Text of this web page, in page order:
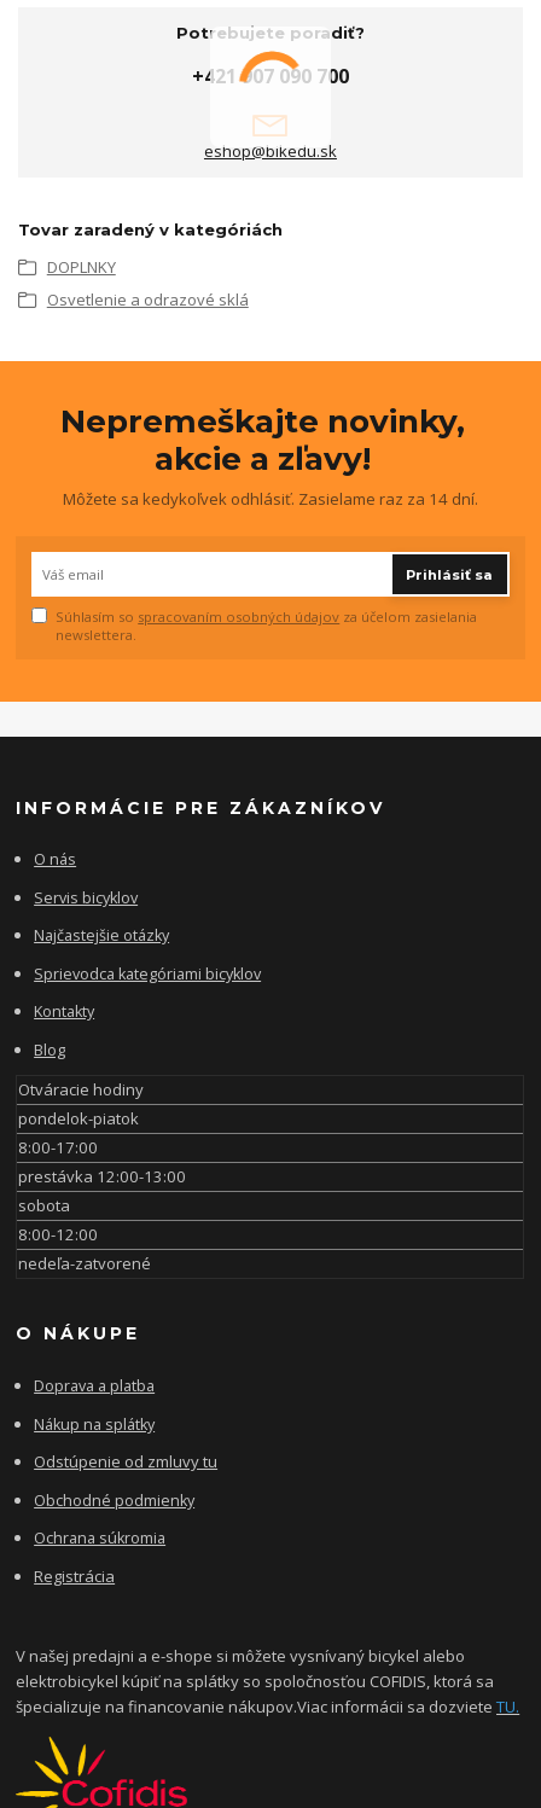
Potrebujete poradiť?
+421 907 090 700
eshop@bikedu.sk
Tovar zaradený v kategóriách
DOPLNKY
Osvetlenie a odrazové sklá
Nepremeškajte novinky,
akcie a zľavy!
Môžete sa kedykoľvek odhlásiť. Zasielame raz za 14 dní.
Prihlásiť sa
Súhlasím so spracovaním osobných údajov za účelom zasielania
newslettera.
INFORMÁCIE PRE ZÁKAZNÍKOV
O nás
Servis bicyklov
Najčastejšie otázky
Sprievodca kategóriami bicyklov
Kontakty
Blog
Otváracie hodiny
pondelok-piatok
8:00-17:00
prestávka 12:00-13:00
sobota
8:00-12:00
nedeľa-zatvorené
O NÁKUPE
Doprava a platba
Nákup na splátky
Odstúpenie od zmluvy tu
Obchodné podmienky
Ochrana súkromia
Registrácia
V našej predajni a e-shope si môžete vysnívaný bicykel alebo
elektrobicykel kúpiť na splátky so spoločnosťou COFIDIS, ktorá sa
špecializuje na financovanie nákupov.Viac informácii sa dozvieteTU.